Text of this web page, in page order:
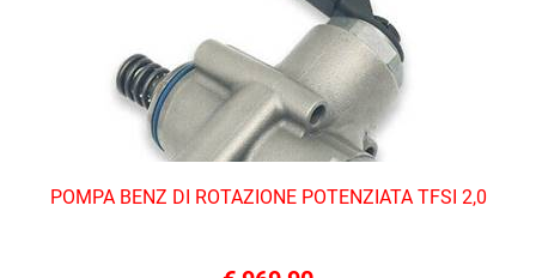
POMPA BENZ DI ROTAZIONE POTENZIATA TFSI 2,0